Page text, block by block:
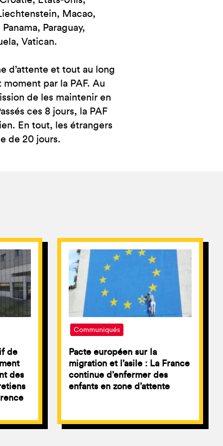
Macao,
Paraguay,
Vatican.
d’attente et tout au long
par la PAF. Au
de les maintenir en
ces 8 jours, la PAF
En tout, les étrangers
de 20 jours.
de
des
Communiqués
Pacte européen sur la
migration et l’asile : La France
continue d’enfermer des
enfants en zone d’attente